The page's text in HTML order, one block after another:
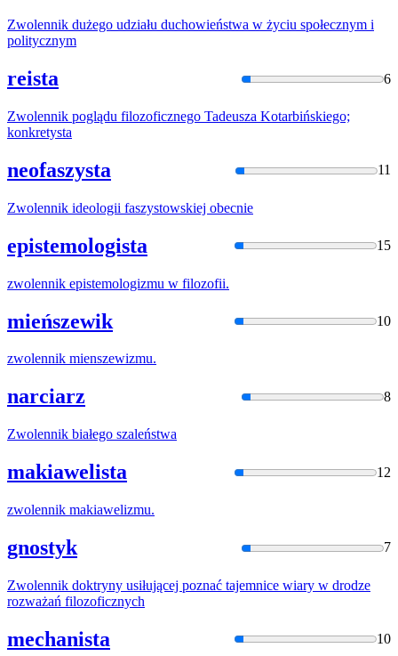
Zwolennik dużego udziału duchowieństwa w życiu społecznym i
politycznym
reista 6
Zwolennik poglądu filozoficznego Tadeusza Kotarbińskiego;
konkretysta
neofaszysta 11
Zwolennik ideologii faszystowskiej obecnie
epistemologista 15
zwolennik epistemologizmu w filozofii.
mieńszewik 10
zwolennik mienszewizmu.
narciarz 8
Zwolennik białego szaleństwa
makiawelista 12
zwolennik makiawelizmu.
gnostyk 7
Zwolennik doktryny usiłującej poznać tajemnice wiary w drodze
rozważań filozoficznych
mechanista 10